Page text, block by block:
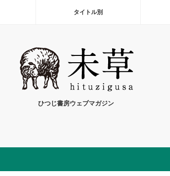
タイトル別
ひつじ書房ウェブマガジン